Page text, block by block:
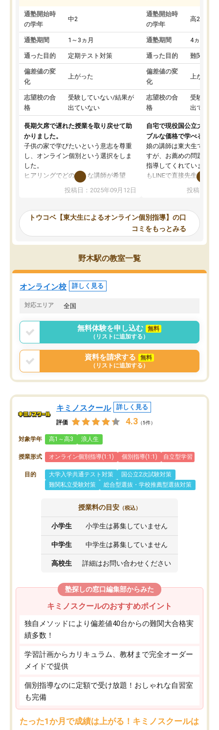
通塾開始時
の学年
中2
通塾期間 1～3ヵ月
通った目的 定期テスト対策
偏差値の変
化
上がった
志望校の合
格
受験していない/結果が
出ていない
長期欠席で遅れた授業を取り戻せて助
かりました。
子供の家で学びたいという意志を尊重
し、オンライン個別という選択をしま
した。
ヒアリングでどのような講師が希望
か、オプションは付帯するかなど選ぶ
事が出来ました。
ーティングを行い、その講師で良いか
見てから講師を決定する事ができま
す。
うちの子は、初回面談の講師の方で決
オンラインツールを使用した単語帳の
共有があり宿題もそちらで出される形
でした。
言う事で講師変更の申し出があり、あ
まりに短期での変更だった為、塾に通
う事にして退会しました。遅れも取り
戻せ、授業内容や講師の方は良かった
と思います。
投稿日：2025年09月12日
通塾開始時
の学年
高2
通塾期間 4ヵ月～1
通った目的 難関私立
偏差値の変
化
上がった
志望校の合
格
受験して
出ていな
自宅で現役国公立大学生
ブルな価格で学べる
娘の講師は東大生では無
すが、お薦めの問題集や
指導してくれています。
もLINEで直接先生に質問
めれるので、個人に合
いなのがあり(有料)、受
ことをどんなスケジュー
くか相談したのですが、
ち期待したものではなく
くなってきたようなので
投稿日：
トウコベ【東大生によるオンライン個別指導】の口
コミをもっとみる
野木駅の教室一覧
オンライン校 詳しく見る
対応エリア 全国
無料体験を申し込む
無料
（リストに追加する）
資料を請求する
無料
（リストに追加する）
キミノスクール 詳しく見る
評価 4.3 （5件）
対象学年 高1～高3 浪人生
授業形式 オンライン個別指導(1:1) 個別指導(1:1) 自立型学習
目的 大学入学共通テスト対策
国公立2次試験対策
難関私立受験対策
総合型選抜・学校推薦型選抜対策
授業料の目安 （税込）
小学生 小学生は募集していません
中学生 中学生は募集していません
高校生 詳細はお問い合わせください
塾探しの窓口編集部からみた
キミノスクールのおすすめポイント
独自メソッドにより偏差値40台からの難関大合格実
績多数！
学習計画からカリキュラム、教材まで完全オーダー
メイドで提供
個別指導なのに定額で受け放題！おしゃれな自習室
も完備
たった1か月で成績は上がる！キミノスクールは